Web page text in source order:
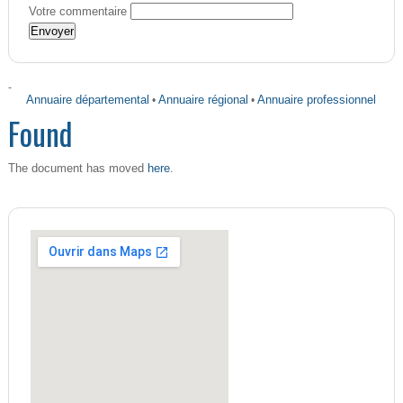
Votre commentaire
-
Annuaire départemental •Annuaire régional •Annuaire professionnel
Found
The document has moved here.